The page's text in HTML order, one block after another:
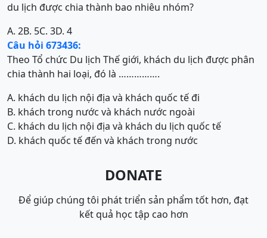
du lịch được chia thành bao nhiêu nhóm?
A. 2B. 5C. 3D. 4
Câu hỏi 673436:
Theo Tổ chức Du lịch Thế giới, khách du lịch được phân
chia thành hai loại, đó là …………….
A. khách du lịch nội địa và khách quốc tế đi
B. khách trong nước và khách nước ngoài
C. khách du lịch nội địa và khách du lịch quốc tế
D. khách quốc tế đến và khách trong nước
DONATE
Để giúp chúng tôi phát triển sản phẩm tốt hơn, đạt
kết quả học tập cao hơn